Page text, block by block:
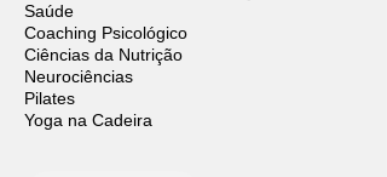
Saúde
Coaching Psicológico
Ciências da Nutrição
Neurociências
Pilates
Yoga na Cadeira